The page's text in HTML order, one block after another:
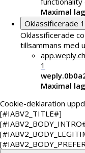
Maximal
Oklassificerade 1
Oklassificerade
tillsammans med
1
Maximal
Cookie-deklaration
[#IABV2_TITLE#]